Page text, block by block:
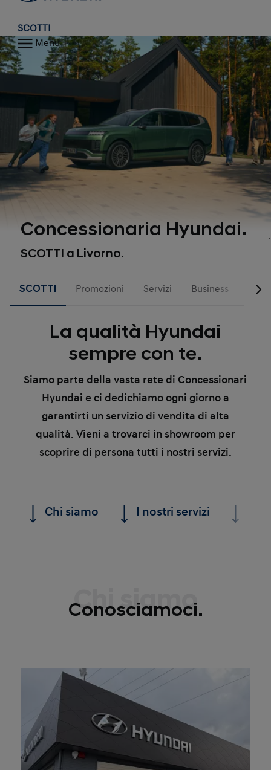
SCOTTI
Menu
Concessionaria Hyundai.
SCOTTI a Livorno.
SCOTTI Promozioni Servizi Business
La qualità Hyundai
sempre con te.
Siamo parte della vasta rete di Concessionari
Hyundai e ci dedichiamo ogni giorno a
garantirti un servizio di vendita di alta
qualità. Vieni a trovarci in showroom per
scoprire di persona tutti i nostri servizi.
Chi siamo I nostri servizi
Chi siamo
Conosciamoci.